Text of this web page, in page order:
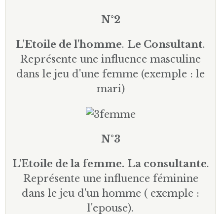
N°2
L'Etoile de l'homme. Le Consultant.
Représente une influence masculine
dans le jeu d'une femme (exemple : le
mari)
N°3
L'Etoile de la femme. La consultante.
Représente une influence féminine
dans le jeu d'un homme ( exemple :
l'epouse).